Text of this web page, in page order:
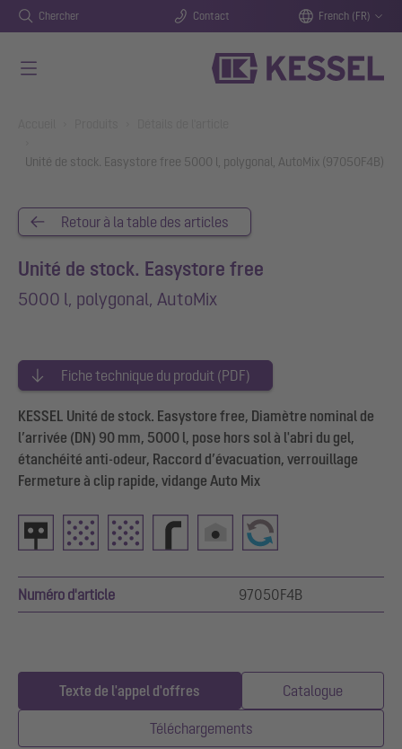
Chercher Contact French (FR)
Unité de stock. Easystore free 5000 l, polygonal, AutoMix (97050F4B)
Retour à la table des articles
Unité de stock. Easystore free
5000 l, polygonal, AutoMix
Fiche technique du produit (PDF)
KESSEL Unité de stock. Easystore free, Diamètre nominal de
l’arrivée (DN) 90 mm, 5000 l, pose hors sol à l'abri du gel,
étanchéité anti-odeur, Raccord d’évacuation, verrouillage
Fermeture à clip rapide, vidange Auto Mix
Numéro d'article 97050F4B
Texte de l'appel d'offres Catalogue
Téléchargements